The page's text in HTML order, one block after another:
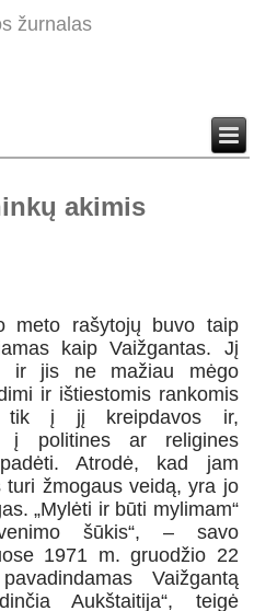
žurnalas
akimis
meto rašytojų buvo taip
kaip Vaižgantas. Jį
ir jis ne mažiau mėgo
ir ištiestomis rankomis
tik į jį kreipdavos ir,
į politines ar religines
Atrodė, kad jam
turi žmogaus veidą, yra jo
„Mylėti ir būti mylimam“
šūkis“, – savo
1971 m. gruodžio 22
Vaižgantą
Aukštaitija“, teigė